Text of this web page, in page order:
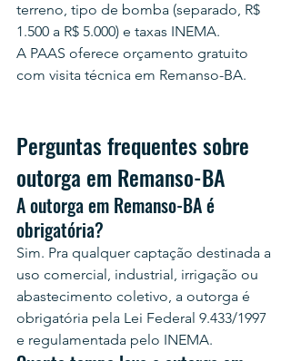
terreno, tipo de bomba (separado, R$
1.500 a R$ 5.000) e taxas INEMA.
A PAAS oferece orçamento gratuito
com visita técnica em Remanso-BA.
Perguntas frequentes sobre
outorga em Remanso-BA
A outorga em Remanso-BA é
obrigatória?
Sim. Pra qualquer captação destinada a
uso comercial, industrial, irrigação ou
abastecimento coletivo, a outorga é
obrigatória pela Lei Federal 9.433/1997
e regulamentada pelo INEMA.